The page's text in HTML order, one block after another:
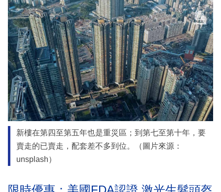
新樓在第四至第五年也是重災區；到第七至第十年，要
賣走的已賣走，配套差不多到位。（圖片來源：
unsplash）